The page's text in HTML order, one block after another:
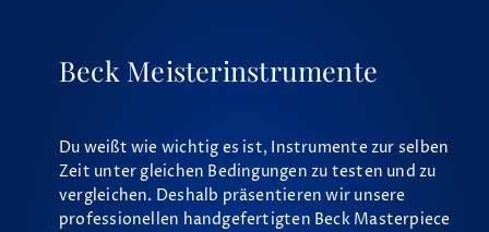
Beck Meisterinstrumente
Du weißt wie wichtig es ist, Instrumente zur selben
Zeit unter gleichen Bedingungen zu testen und zu
vergleichen. Deshalb präsentieren wir unsere
professionellen handgefertigten Beck Masterpiece